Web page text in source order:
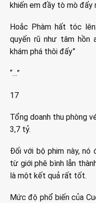
khiến em đầy tò mò đấy
Hoắc Phàm hất tóc
quyến rũ như tâm hồn
khám phá thôi đấy”
“…”
17
Tổng doanh thu phòng
3,7 tỷ.
Đối với bộ phim này, nó
từ giới phê bình lẫn
là một kết quả rất tốt.
Mức độ phổ biến của